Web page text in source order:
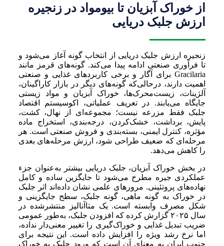
از خوراک آبزیان تا بیومواد در زنجیره
ارزش جلبک دریایی
زنجیره ارزش جلبک دریایی از انتخاب گونه آغاز می‌شود و
تا فرآوری صنعتی ادامه پیدا می‌کند. گونه‌های قرمز مانند
Gracilaria برای آگار و برخی کاربردهای غذایی و صنعتی
اهمیت دارند، درحالی‌که گونه‌های دیگر در بازار کاراگینان،
آلژینات، زیست‌محرک‌ها، خوراک آبزیان و مواد زیستی
جایگاه می‌یابند. در تعریف عملیاتی، اکوسیستم اقتصاد
جلبک فقط مزرعه نیست؛ مجموعه‌ای از نهال، کشت،
پایش، برداشت، خشک‌کردن، درجه‌بندی، استخراج ماده
مؤثره، کنترل ایمنی، بسته‌بندی و فروش صنعتی است. هر
مرحله‌ای که ضعیف طراحی شود، ارزش مرحله‌های بعدی
را کاهش می‌دهد.
در بخش خوراک آبزیان، جلبک دریایی بیشتر به‌عنوان جزء
عملکردی جیره مطرح می‌شود تا جایگزین ساده و کامل
نهاده‌های پروتئینی. مرورهای علمی نشان داده‌اند اثر جلبک
در خوراک به گونه ماهی، گونه جلبک، سطح جایگزینی و
شکل مصرف وابسته است. یک متاآنالیز منتشرشده در
سال ۲۰۲۵ گزارش کرده که افزودن جلبک، به‌طور عمومی
ضریب تبدیل غذایی و خوراک‌گیری را تغییر معنی‌دار نداده،
اما نرخ رشد ویژه را افزایش داده است. این نتیجه برای
جنوب ایران به معنای آن است که ورود جلبک به خوراک